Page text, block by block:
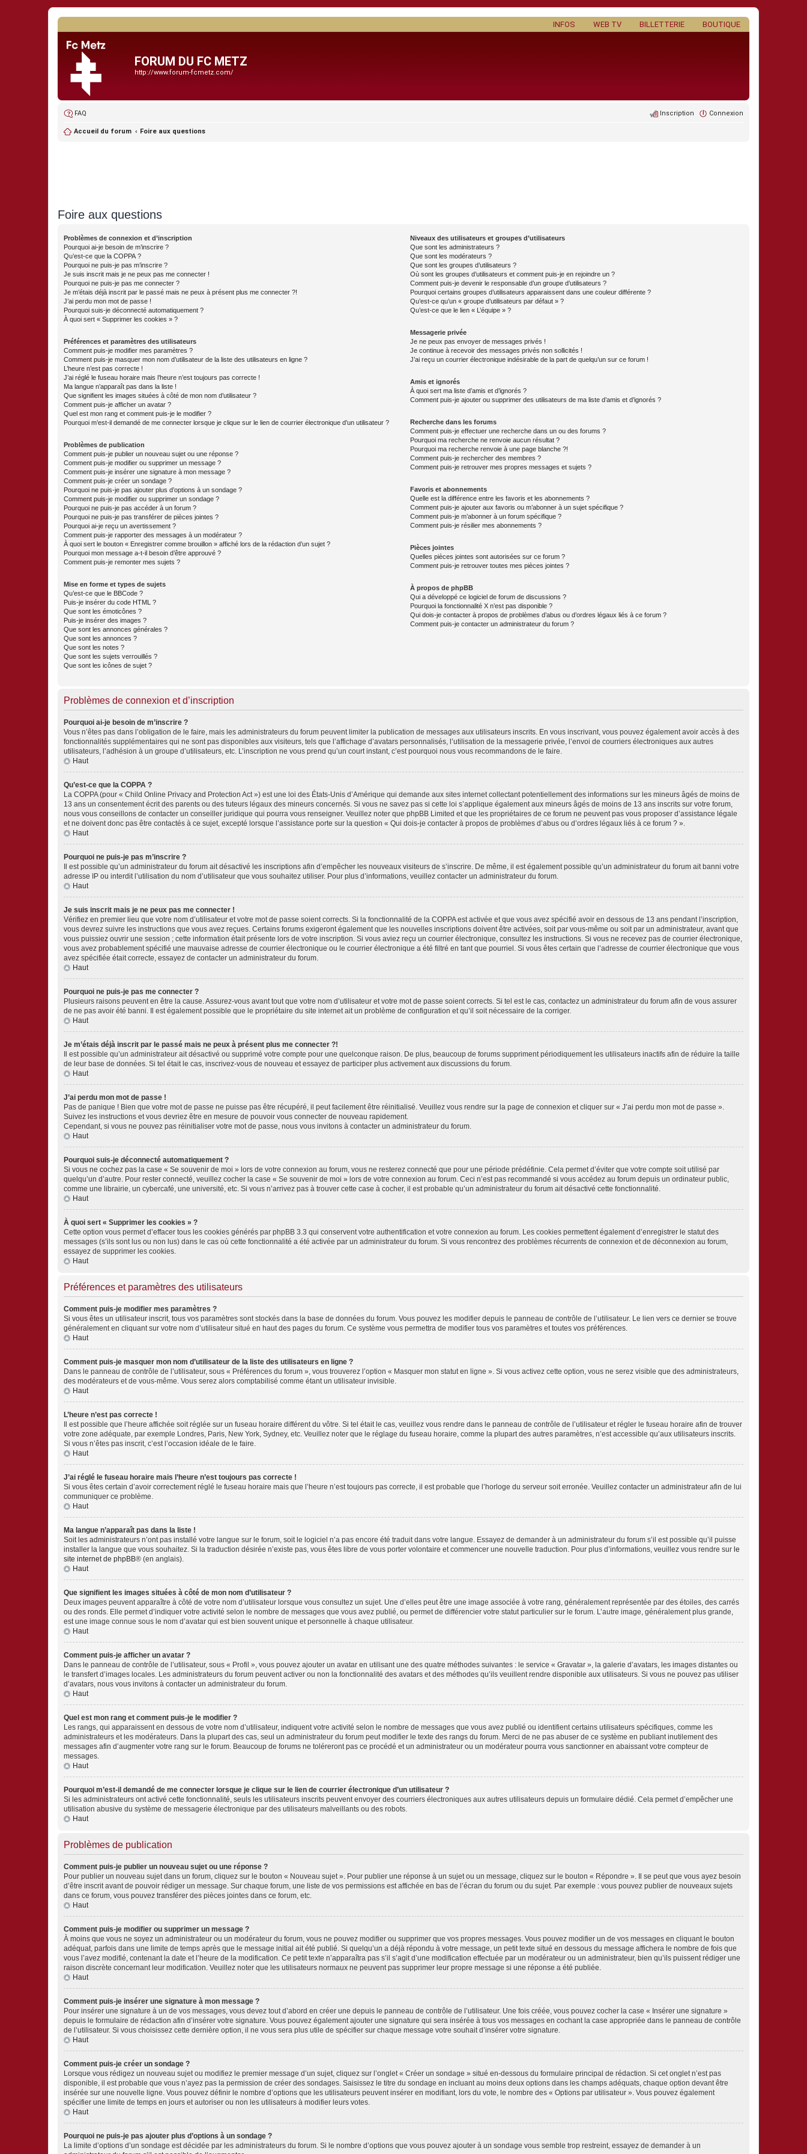
BOUTIQUE
BILLETTERIE
WEB TV
INFOS
FORUM DU FC METZ
http://www.forum-fcmetz.com/
FAQ Connexion
Inscription
Accueil du forum Foire aux questions
Foire aux questions
Problèmes de connexion et d’inscription
Pourquoi ai-je besoin de m’inscrire ?
Qu’est-ce que la COPPA ?
Pourquoi ne puis-je pas m’inscrire ?
Je suis inscrit mais je ne peux pas me connecter !
Pourquoi ne puis-je pas me connecter ?
Je m’étais déjà inscrit par le passé mais ne peux à présent plus me connecter ?!
J’ai perdu mon mot de passe !
Pourquoi suis-je déconnecté automatiquement ?
À quoi sert « Supprimer les cookies » ?
Préférences et paramètres des utilisateurs
Comment puis-je modifier mes paramètres ?
Comment puis-je masquer mon nom d’utilisateur de la liste des utilisateurs en ligne ?
L’heure n’est pas correcte !
J’ai réglé le fuseau horaire mais l’heure n’est toujours pas correcte !
Ma langue n’apparaît pas dans la liste !
Que signifient les images situées à côté de mon nom d’utilisateur ?
Comment puis-je afficher un avatar ?
Quel est mon rang et comment puis-je le modifier ?
Pourquoi m’est-il demandé de me connecter lorsque je clique sur le lien de courrier électronique d’un utilisateur ?
Problèmes de publication
Comment puis-je publier un nouveau sujet ou une réponse ?
Comment puis-je modifier ou supprimer un message ?
Comment puis-je insérer une signature à mon message ?
Comment puis-je créer un sondage ?
Pourquoi ne puis-je pas ajouter plus d’options à un sondage ?
Comment puis-je modifier ou supprimer un sondage ?
Pourquoi ne puis-je pas accéder à un forum ?
Pourquoi ne puis-je pas transférer de pièces jointes ?
Pourquoi ai-je reçu un avertissement ?
Comment puis-je rapporter des messages à un modérateur ?
À quoi sert le bouton « Enregistrer comme brouillon » affiché lors de la rédaction d’un sujet ?
Pourquoi mon message a-t-il besoin d’être approuvé ?
Comment puis-je remonter mes sujets ?
Mise en forme et types de sujets
Qu’est-ce que le BBCode ?
Puis-je insérer du code HTML ?
Que sont les émoticônes ?
Puis-je insérer des images ?
Que sont les annonces générales ?
Que sont les annonces ?
Que sont les notes ?
Que sont les sujets verrouillés ?
Que sont les icônes de sujet ?
Niveaux des utilisateurs et groupes d’utilisateurs
Que sont les administrateurs ?
Que sont les modérateurs ?
Que sont les groupes d’utilisateurs ?
Où sont les groupes d’utilisateurs et comment puis-je en rejoindre un ?
Comment puis-je devenir le responsable d’un groupe d’utilisateurs ?
Pourquoi certains groupes d’utilisateurs apparaissent dans une couleur différente ?
Qu’est-ce qu’un « groupe d’utilisateurs par défaut » ?
Qu’est-ce que le lien « L’équipe » ?
Messagerie privée
Je ne peux pas envoyer de messages privés !
Je continue à recevoir des messages privés non sollicités !
J’ai reçu un courrier électronique indésirable de la part de quelqu’un sur ce forum !
Amis et ignorés
À quoi sert ma liste d’amis et d’ignorés ?
Comment puis-je ajouter ou supprimer des utilisateurs de ma liste d’amis et d’ignorés ?
Recherche dans les forums
Comment puis-je effectuer une recherche dans un ou des forums ?
Pourquoi ma recherche ne renvoie aucun résultat ?
Pourquoi ma recherche renvoie à une page blanche ?!
Comment puis-je rechercher des membres ?
Comment puis-je retrouver mes propres messages et sujets ?
Favoris et abonnements
Quelle est la différence entre les favoris et les abonnements ?
Comment puis-je ajouter aux favoris ou m’abonner à un sujet spécifique ?
Comment puis-je m’abonner à un forum spécifique ?
Comment puis-je résilier mes abonnements ?
Pièces jointes
Quelles pièces jointes sont autorisées sur ce forum ?
Comment puis-je retrouver toutes mes pièces jointes ?
À propos de phpBB
Qui a développé ce logiciel de forum de discussions ?
Pourquoi la fonctionnalité X n’est pas disponible ?
Qui dois-je contacter à propos de problèmes d’abus ou d’ordres légaux liés à ce forum ?
Comment puis-je contacter un administrateur du forum ?
Problèmes de connexion et d’inscription
Pourquoi ai-je besoin de m’inscrire ?
Vous n’êtes pas dans l’obligation de le faire, mais les administrateurs du forum peuvent limiter la publication de messages aux utilisateurs inscrits. En vous inscrivant, vous pouvez également avoir accès à des
fonctionnalités supplémentaires qui ne sont pas disponibles aux visiteurs, tels que l’affichage d’avatars personnalisés, l’utilisation de la messagerie privée, l’envoi de courriers électroniques aux autres
utilisateurs, l’adhésion à un groupe d’utilisateurs, etc. L’inscription ne vous prend qu’un court instant, c’est pourquoi nous vous recommandons de le faire.
Haut
Qu’est-ce que la COPPA ?
La COPPA (pour « Child Online Privacy and Protection Act ») est une loi des États-Unis d’Amérique qui demande aux sites internet collectant potentiellement des informations sur les mineurs âgés de moins de
13 ans un consentement écrit des parents ou des tuteurs légaux des mineurs concernés. Si vous ne savez pas si cette loi s’applique également aux mineurs âgés de moins de 13 ans inscrits sur votre forum,
nous vous conseillons de contacter un conseiller juridique qui pourra vous renseigner. Veuillez noter que phpBB Limited et que les propriétaires de ce forum ne peuvent pas vous proposer d’assistance légale
et ne doivent donc pas être contactés à ce sujet, excepté lorsque l’assistance porte sur la question « Qui dois-je contacter à propos de problèmes d’abus ou d’ordres légaux liés à ce forum ? ».
Haut
Pourquoi ne puis-je pas m’inscrire ?
Il est possible qu’un administrateur du forum ait désactivé les inscriptions afin d’empêcher les nouveaux visiteurs de s’inscrire. De même, il est également possible qu’un administrateur du forum ait banni votre
adresse IP ou interdit l’utilisation du nom d’utilisateur que vous souhaitez utiliser. Pour plus d’informations, veuillez contacter un administrateur du forum.
Haut
Je suis inscrit mais je ne peux pas me connecter !
Vérifiez en premier lieu que votre nom d’utilisateur et votre mot de passe soient corrects. Si la fonctionnalité de la COPPA est activée et que vous avez spécifié avoir en dessous de 13 ans pendant l’inscription,
vous devrez suivre les instructions que vous avez reçues. Certains forums exigeront également que les nouvelles inscriptions doivent être activées, soit par vous-même ou soit par un administrateur, avant que
vous puissiez ouvrir une session ; cette information était présente lors de votre inscription. Si vous aviez reçu un courrier électronique, consultez les instructions. Si vous ne recevez pas de courrier électronique,
vous avez probablement spécifié une mauvaise adresse de courrier électronique ou le courrier électronique a été filtré en tant que pourriel. Si vous êtes certain que l’adresse de courrier électronique que vous
avez spécifiée était correcte, essayez de contacter un administrateur du forum.
Haut
Pourquoi ne puis-je pas me connecter ?
Plusieurs raisons peuvent en être la cause. Assurez-vous avant tout que votre nom d’utilisateur et votre mot de passe soient corrects. Si tel est le cas, contactez un administrateur du forum afin de vous assurer
de ne pas avoir été banni. Il est également possible que le propriétaire du site internet ait un problème de configuration et qu’il soit nécessaire de la corriger.
Haut
Je m’étais déjà inscrit par le passé mais ne peux à présent plus me connecter ?!
Il est possible qu’un administrateur ait désactivé ou supprimé votre compte pour une quelconque raison. De plus, beaucoup de forums suppriment périodiquement les utilisateurs inactifs afin de réduire la taille
de leur base de données. Si tel était le cas, inscrivez-vous de nouveau et essayez de participer plus activement aux discussions du forum.
Haut
J’ai perdu mon mot de passe !
Pas de panique ! Bien que votre mot de passe ne puisse pas être récupéré, il peut facilement être réinitialisé. Veuillez vous rendre sur la page de connexion et cliquer sur « J’ai perdu mon mot de passe ».
Suivez les instructions et vous devriez être en mesure de pouvoir vous connecter de nouveau rapidement.
Cependant, si vous ne pouvez pas réinitialiser votre mot de passe, nous vous invitons à contacter un administrateur du forum.
Haut
Pourquoi suis-je déconnecté automatiquement ?
Si vous ne cochez pas la case « Se souvenir de moi » lors de votre connexion au forum, vous ne resterez connecté que pour une période prédéfinie. Cela permet d’éviter que votre compte soit utilisé par
quelqu’un d’autre. Pour rester connecté, veuillez cocher la case « Se souvenir de moi » lors de votre connexion au forum. Ceci n’est pas recommandé si vous accédez au forum depuis un ordinateur public,
comme une librairie, un cybercafé, une université, etc. Si vous n’arrivez pas à trouver cette case à cocher, il est probable qu’un administrateur du forum ait désactivé cette fonctionnalité.
Haut
À quoi sert « Supprimer les cookies » ?
Cette option vous permet d’effacer tous les cookies générés par phpBB 3.3 qui conservent votre authentification et votre connexion au forum. Les cookies permettent également d’enregistrer le statut des
messages (s’ils sont lus ou non lus) dans le cas où cette fonctionnalité a été activée par un administrateur du forum. Si vous rencontrez des problèmes récurrents de connexion et de déconnexion au forum,
essayez de supprimer les cookies.
Haut
Préférences et paramètres des utilisateurs
Comment puis-je modifier mes paramètres ?
Si vous êtes un utilisateur inscrit, tous vos paramètres sont stockés dans la base de données du forum. Vous pouvez les modifier depuis le panneau de contrôle de l’utilisateur. Le lien vers ce dernier se trouve
généralement en cliquant sur votre nom d’utilisateur situé en haut des pages du forum. Ce système vous permettra de modifier tous vos paramètres et toutes vos préférences.
Haut
Comment puis-je masquer mon nom d’utilisateur de la liste des utilisateurs en ligne ?
Dans le panneau de contrôle de l’utilisateur, sous « Préférences du forum », vous trouverez l’option « Masquer mon statut en ligne ». Si vous activez cette option, vous ne serez visible que des administrateurs,
des modérateurs et de vous-même. Vous serez alors comptabilisé comme étant un utilisateur invisible.
Haut
L’heure n’est pas correcte !
Il est possible que l’heure affichée soit réglée sur un fuseau horaire différent du vôtre. Si tel était le cas, veuillez vous rendre dans le panneau de contrôle de l’utilisateur et régler le fuseau horaire afin de trouver
votre zone adéquate, par exemple Londres, Paris, New York, Sydney, etc. Veuillez noter que le réglage du fuseau horaire, comme la plupart des autres paramètres, n’est accessible qu’aux utilisateurs inscrits.
Si vous n’êtes pas inscrit, c’est l’occasion idéale de le faire.
Haut
J’ai réglé le fuseau horaire mais l’heure n’est toujours pas correcte !
Si vous êtes certain d’avoir correctement réglé le fuseau horaire mais que l’heure n’est toujours pas correcte, il est probable que l’horloge du serveur soit erronée. Veuillez contacter un administrateur afin de lui
communiquer ce problème.
Haut
Ma langue n’apparaît pas dans la liste !
Soit les administrateurs n’ont pas installé votre langue sur le forum, soit le logiciel n’a pas encore été traduit dans votre langue. Essayez de demander à un administrateur du forum s’il est possible qu’il puisse
installer la langue que vous souhaitez. Si la traduction désirée n’existe pas, vous êtes libre de vous porter volontaire et commencer une nouvelle traduction. Pour plus d’informations, veuillez vous rendre sur le
site internet de phpBB® (en anglais).
Haut
Que signifient les images situées à côté de mon nom d’utilisateur ?
Deux images peuvent apparaître à côté de votre nom d’utilisateur lorsque vous consultez un sujet. Une d’elles peut être une image associée à votre rang, généralement représentée par des étoiles, des carrés
ou des ronds. Elle permet d’indiquer votre activité selon le nombre de messages que vous avez publié, ou permet de différencier votre statut particulier sur le forum. L’autre image, généralement plus grande,
est une image connue sous le nom d’avatar qui est bien souvent unique et personnelle à chaque utilisateur.
Haut
Comment puis-je afficher un avatar ?
Dans le panneau de contrôle de l’utilisateur, sous « Profil », vous pouvez ajouter un avatar en utilisant une des quatre méthodes suivantes : le service « Gravatar », la galerie d’avatars, les images distantes ou
le transfert d’images locales. Les administrateurs du forum peuvent activer ou non la fonctionnalité des avatars et des méthodes qu’ils veuillent rendre disponible aux utilisateurs. Si vous ne pouvez pas utiliser
d’avatars, nous vous invitons à contacter un administrateur du forum.
Haut
Quel est mon rang et comment puis-je le modifier ?
Les rangs, qui apparaissent en dessous de votre nom d’utilisateur, indiquent votre activité selon le nombre de messages que vous avez publié ou identifient certains utilisateurs spécifiques, comme les
administrateurs et les modérateurs. Dans la plupart des cas, seul un administrateur du forum peut modifier le texte des rangs du forum. Merci de ne pas abuser de ce système en publiant inutilement des
messages afin d’augmenter votre rang sur le forum. Beaucoup de forums ne toléreront pas ce procédé et un administrateur ou un modérateur pourra vous sanctionner en abaissant votre compteur de
messages.
Haut
Pourquoi m’est-il demandé de me connecter lorsque je clique sur le lien de courrier électronique d’un utilisateur ?
Si les administrateurs ont activé cette fonctionnalité, seuls les utilisateurs inscrits peuvent envoyer des courriers électroniques aux autres utilisateurs depuis un formulaire dédié. Cela permet d’empêcher une
utilisation abusive du système de messagerie électronique par des utilisateurs malveillants ou des robots.
Haut
Problèmes de publication
Comment puis-je publier un nouveau sujet ou une réponse ?
Pour publier un nouveau sujet dans un forum, cliquez sur le bouton « Nouveau sujet ». Pour publier une réponse à un sujet ou un message, cliquez sur le bouton « Répondre ». Il se peut que vous ayez besoin
d’être inscrit avant de pouvoir rédiger un message. Sur chaque forum, une liste de vos permissions est affichée en bas de l’écran du forum ou du sujet. Par exemple : vous pouvez publier de nouveaux sujets
dans ce forum, vous pouvez transférer des pièces jointes dans ce forum, etc.
Haut
Comment puis-je modifier ou supprimer un message ?
À moins que vous ne soyez un administrateur ou un modérateur du forum, vous ne pouvez modifier ou supprimer que vos propres messages. Vous pouvez modifier un de vos messages en cliquant le bouton
adéquat, parfois dans une limite de temps après que le message initial ait été publié. Si quelqu’un a déjà répondu à votre message, un petit texte situé en dessous du message affichera le nombre de fois que
vous l’avez modifié, contenant la date et l’heure de la modification. Ce petit texte n’apparaîtra pas s’il s’agit d’une modification effectuée par un modérateur ou un administrateur, bien qu’ils puissent rédiger une
raison discrète concernant leur modification. Veuillez noter que les utilisateurs normaux ne peuvent pas supprimer leur propre message si une réponse a été publiée.
Haut
Comment puis-je insérer une signature à mon message ?
Pour insérer une signature à un de vos messages, vous devez tout d’abord en créer une depuis le panneau de contrôle de l’utilisateur. Une fois créée, vous pouvez cocher la case « Insérer une signature »
depuis le formulaire de rédaction afin d’insérer votre signature. Vous pouvez également ajouter une signature qui sera insérée à tous vos messages en cochant la case appropriée dans le panneau de contrôle
de l’utilisateur. Si vous choisissez cette dernière option, il ne vous sera plus utile de spécifier sur chaque message votre souhait d’insérer votre signature.
Haut
Comment puis-je créer un sondage ?
Lorsque vous rédigez un nouveau sujet ou modifiez le premier message d’un sujet, cliquez sur l’onglet « Créer un sondage » situé en-dessous du formulaire principal de rédaction. Si cet onglet n’est pas
disponible, il est probable que vous n’ayez pas la permission de créer des sondages. Saisissez le titre du sondage en incluant au moins deux options dans les champs adéquats, chaque option devant être
insérée sur une nouvelle ligne. Vous pouvez définir le nombre d’options que les utilisateurs peuvent insérer en modifiant, lors du vote, le nombre des « Options par utilisateur ». Vous pouvez également
spécifier une limite de temps en jours et autoriser ou non les utilisateurs à modifier leurs votes.
Haut
Pourquoi ne puis-je pas ajouter plus d’options à un sondage ?
La limite d’options d’un sondage est décidée par les administrateurs du forum. Si le nombre d’options que vous pouvez ajouter à un sondage vous semble trop restreint, essayez de demander à un